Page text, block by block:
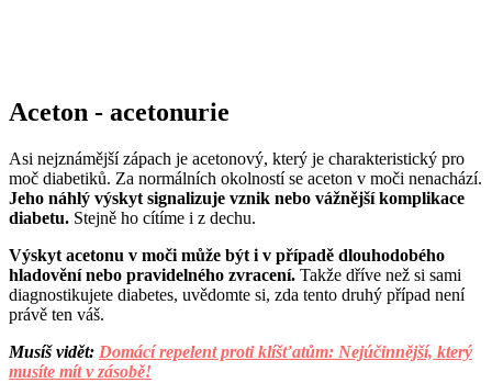
Aceton - acetonurie
Asi nejznámější zápach je acetonový, který je charakteristický pro
moč diabetiků. Za normálních okolností se aceton v moči nenachází.
Jeho náhlý výskyt signalizuje vznik nebo vážnější komplikace
diabetu. Stejně ho cítíme i z dechu.
Výskyt acetonu v moči může být i v případě dlouhodobého
hladovění nebo pravidelného zvracení. Takže dříve než si sami
diagnostikujete diabetes, uvědomte si, zda tento druhý případ není
právě ten váš.
Musíš vidět: Domácí repelent proti klíšťatům: Nejúčinnější, který
musíte mít v zásobě!